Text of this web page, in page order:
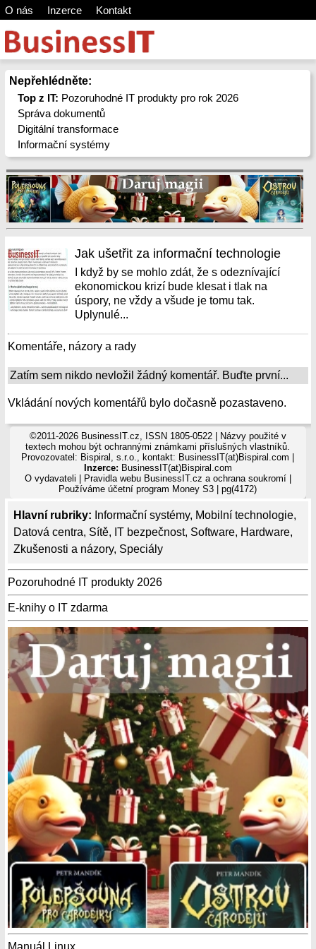
O nás Inzerce Kontakt
Nepřehlédněte:
Top z IT: Pozoruhodné IT produkty pro rok 2026
Správa dokumentů
Digitální transformace
Informační systémy
Hlavní rubriky: Informační systémy, Mobilní technologie,
Datová centra, Sítě, IT bezpečnost, Software, Hardware,
Zkušenosti a názory, Speciály
Pozoruhodné IT produkty 2026
E-knihy o IT zdarma
Manuál Linux
Jak ušetřit za informační technologie
I když by se mohlo zdát, že s odeznívající
ekonomickou krizí bude klesat i tlak na
úspory, ne vždy a všude je tomu tak.
Uplynulé...
Komentáře, názory a rady
Zatím sem nikdo nevložil žádný komentář. Buďte první...
Vkládání nových komentářů bylo dočasně pozastaveno.
©2011-2026 BusinessIT.cz, ISSN 1805-0522 | Názvy použité v
textech mohou být ochrannými známkami příslušných vlastníků.
Provozovatel: Bispiral, s.r.o., kontakt: BusinessIT(at)Bispiral.com |
Inzerce: BusinessIT(at)Bispiral.com
O vydavateli
Pravidla webu BusinessIT.cz a ochrana soukromí|
Používámeúčetní program Money S3 | pg(4172)